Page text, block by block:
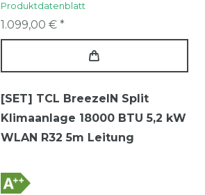
Produktdatenblatt
1.099,00 € *
[SET] TCL BreezeIN Split
Klimaanlage 18000 BTU 5,2 kW
WLAN R32 5m Leitung